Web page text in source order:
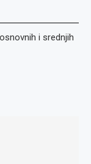
i srednjih